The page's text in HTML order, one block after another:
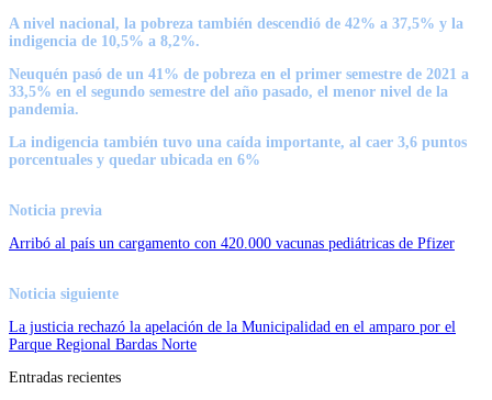
A nivel nacional, la pobreza también descendió de 42% a 37,5% y la
indigencia de 10,5% a 8,2%.
Neuquén pasó de un 41% de pobreza en el primer semestre de 2021 a
33,5% en el segundo semestre del año pasado, el menor nivel de la
pandemia.
La indigencia también tuvo una caída importante, al caer 3,6 puntos
porcentuales y quedar ubicada en 6%
Noticia previa
Arribó al país un cargamento con 420.000 vacunas pediátricas de Pfizer
Noticia siguiente
La justicia rechazó la apelación de la Municipalidad en el amparo por el
Parque Regional Bardas Norte
Entradas recientes